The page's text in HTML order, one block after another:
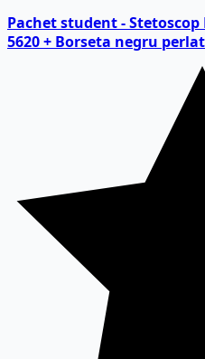
Pachet student -
5620 + Borseta negru perlat